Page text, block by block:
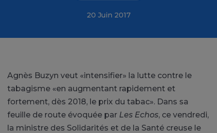
20 Juin 2017
Agnès Buzyn veut «intensifier» la lutte contre le
tabagisme «en augmentant rapidement et
fortement, dès 2018, le prix du tabac». Dans sa
feuille de route évoquée par Les Echos, ce vendredi,
la ministre des Solidarités et de la Santé creuse le